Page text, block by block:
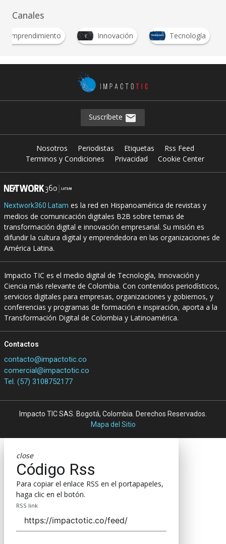
Canales
Emprendimiento Innovación Tecnología
Suscríbete
Nosotros Periodistas Etiquetas
Rss Feed
Terminos y Condiciones
Privacidad Cookie Center
Nextwork360 Latam es la red en Hispanoamérica de revistas y
medios de comunicación digitales B2B sobre temas de
transformación digital e innovación empresarial. Su misión es
difundir la cultura digital y emprendedora en las organizaciones de
América Latina.
Impacto TIC es el medio digital de Tecnología, Innovación y
Ciencia más relevante de Colombia. Con contenidos periodísticos,
servicios digitales para empresas, organizaciones y gobiernos, y
conferencias y programas de formación e inspiración, aporta a la
Transformación Digital de Colombia y Latinoamérica.
Contactos
contacto@impactotic.co
comercial@impactotic.co
Tel. (57) 3108752177
Impacto TIC SAS. Bogotá, Colombia. Derechos Reservados.
Mapa del Sitio
close
Código Rss
Para copiar el enlace RSS en el portapapeles,
haga clic en el botón.
RSS link